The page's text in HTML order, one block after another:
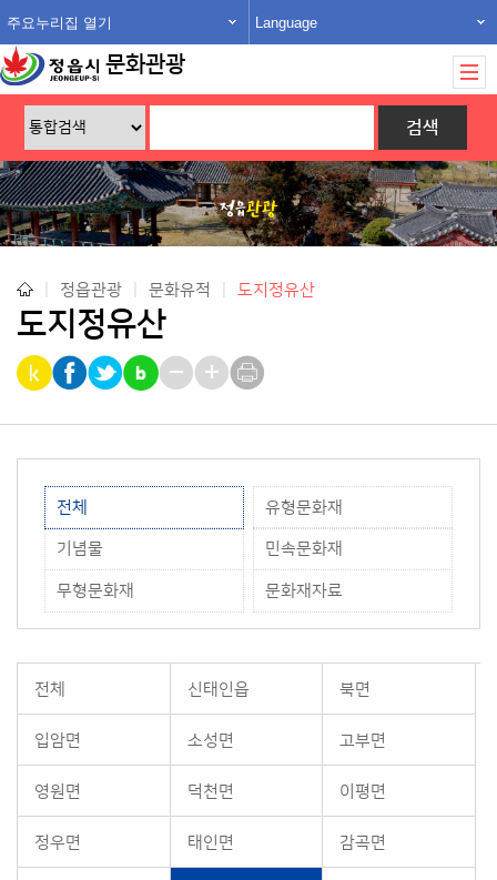
주요누리집 열기 Language
문화관광
정읍관광 문화유적 도지정유산
도지정유산
전체 유형문화재
기념물 민속문화재
무형문화재 문화재자료
전체 신태인읍 북면
입암면 소성면 고부면
영원면 덕천면 이평면
정우면 태인면 감곡면